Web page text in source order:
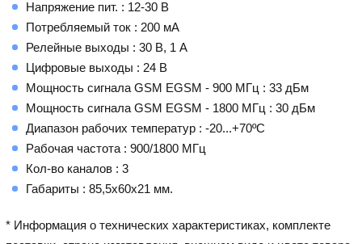
Напряжение пит. : 12-30 В
Потребляемый ток : 200 мА
Релейные выходы : 30 В, 1 А
Цифровые выходы : 24 В
Мощность сигнала GSM EGSM - 900 МГц : 33 дБм
Мощность сигнала GSM EGSM - 1800 МГц : 30 дБм
Диапазон рабочих температур : -20...+70ºС
Рабочая частота : 900/1800 МГц
Кол-во каналов : 3
Габариты : 85,5х60х21 мм.
* Информация о технических характеристиках, комплекте